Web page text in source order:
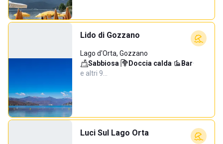
Lido di Gozzano
Lago d'Orta, Gozzano
Sabbiosa· Doccia calda· Bar·
e altri 9…
Luci Sul Lago Orta